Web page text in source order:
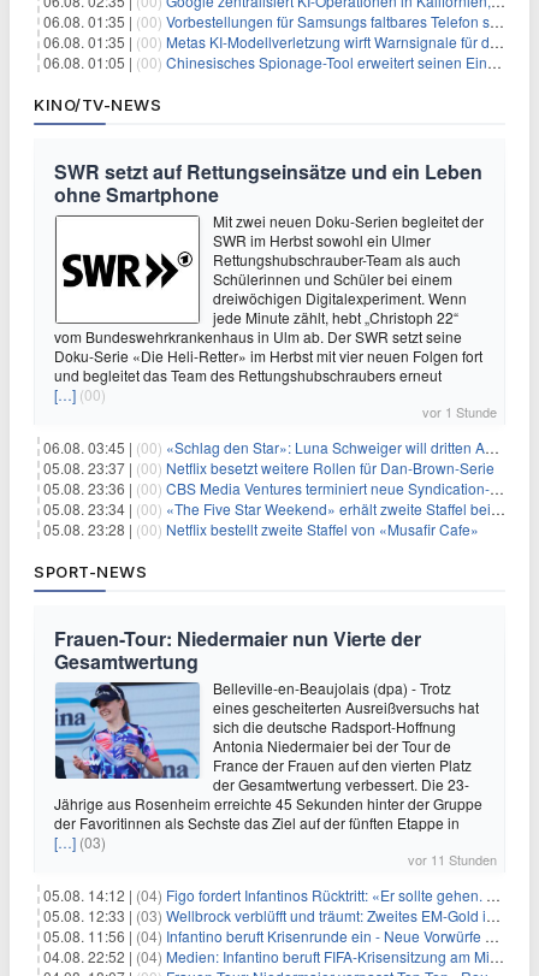
06.08. 01:35 | (00) Vorbestellungen für Samsungs faltbares Telefon steigen um 30 % in einem wettbewerbsintensiven Markt
06.08. 01:35 | (00) Metas KI-Modellverletzung wirft Warnsignale für die Technologieaufsicht auf
06.08. 01:05 | (00) Chinesisches Spionage-Tool erweitert seinen Einfluss auf 13 Länder und weckt Sicherheitsbedenken
KINO/TV-NEWS
SWR setzt auf Rettungseinsätze und ein Leben
ohne Smartphone
Mit zwei neuen Doku-Serien begleitet der
SWR im Herbst sowohl ein Ulmer
Rettungshubschrauber-Team als auch
Schülerinnen und Schüler bei einem
dreiwöchigen Digitalexperiment. Wenn
jede Minute zählt, hebt „Christoph 22“
vom Bundeswehrkrankenhaus in Ulm ab. Der SWR setzt seine
Doku-Serie «Die Heli-Retter» im Herbst mit vier neuen Folgen fort
und begleitet das Team des Rettungshubschraubers erneut
[…] (00)
vor 1 Stunde
06.08. 03:45 | (00) «Schlag den Star»: Luna Schweiger will dritten Anlauf nutzen
05.08. 23:37 | (00) Netflix besetzt weitere Rollen für Dan-Brown-Serie
05.08. 23:36 | (00) CBS Media Ventures terminiert neue Syndication-Formate
05.08. 23:34 | (00) «The Five Star Weekend» erhält zweite Staffel bei Peacock
05.08. 23:28 | (00) Netflix bestellt zweite Staffel von «Musafir Cafe»
SPORT-NEWS
Frauen-Tour: Niedermaier nun Vierte der
Gesamtwertung
Belleville-en-Beaujolais (dpa) - Trotz
eines gescheiterten Ausreißversuchs hat
sich die deutsche Radsport-Hoffnung
Antonia Niedermaier bei der Tour de
France der Frauen auf den vierten Platz
der Gesamtwertung verbessert. Die 23-
Jährige aus Rosenheim erreichte 45 Sekunden hinter der Gruppe
der Favoritinnen als Sechste das Ziel auf der fünften Etappe in
[…] (03)
vor 11 Stunden
05.08. 14:12 | (04) Figo fordert Infantinos Rücktritt: «Er sollte gehen. Jetzt»
05.08. 12:33 | (03) Wellbrock verblüfft und träumt: Zweites EM-Gold in Paris
05.08. 11:56 | (04) Infantino beruft Krisenrunde ein - Neue Vorwürfe gegen FIFA
04.08. 22:52 | (04) Medien: Infantino beruft FIFA-Krisensitzung am Mittwoch ein